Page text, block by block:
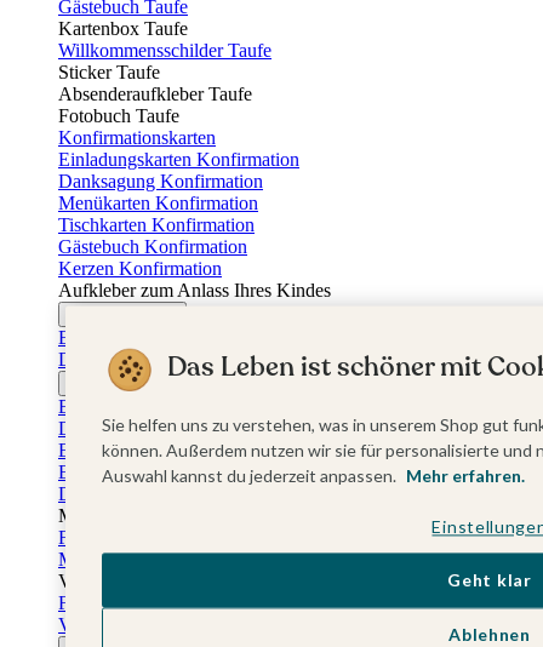
Gästebuch Taufe
Kartenbox Taufe
Willkommensschilder Taufe
Sticker Taufe
Absenderaufkleber Taufe
Fotobuch Taufe
Konfirmationskarten
Einladungskarten Konfirmation
Danksagung Konfirmation
Menükarten Konfirmation
Tischkarten Konfirmation
Gästebuch Konfirmation
Kerzen Konfirmation
Aufkleber zum Anlass Ihres Kindes
Einladungskarten Firmung
Dankeskarten Firmung
Jugendweihekarten
Einladungskarten Jugendweihe
Dankeskarten Jugendweihe
Einschulungskarten
Einladungskarten Einschulung
Danksagung Einschulung
Muttertag
Fotogeschenke Muttertag
Muttertagskarten
Vatertag
Fotogeschenke Vatertag
Vatertagskarten
Das Leben ist schöner mit
Sie helfen uns zu verstehen, was in unserem Shop gut
können. Außerdem nutzen wir sie für personalisierte
Auswahl kannst du jederzeit anpassen. Mehr erfahren.
Ablehnen
Geht klar